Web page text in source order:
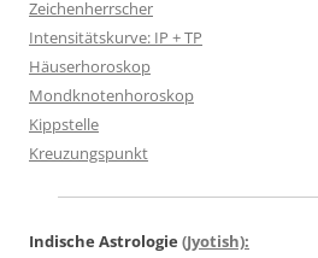
Zeichenherrscher
Intensitätskurve: IP + TP
Häuserhoroskop
Mondknotenhoroskop
Kippstelle
Kreuzungspunkt
Indische Astrologie (Jyotish):